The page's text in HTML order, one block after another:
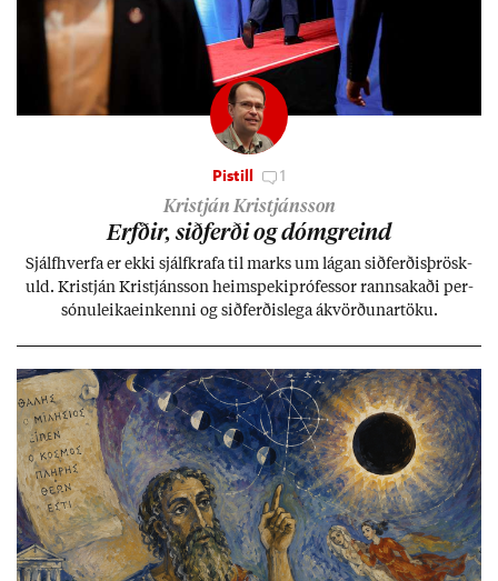
Pistill 1
Kristján Kristjánsson
Erfð­ir, sið­ferði og dómgreind
Sjálf­hverfa er ekki sjálf­krafa til marks um lág­an sið­ferð­is­þrösk­
uld. Kristján Kristjáns­son heim­speki­pró­fess­or rann­sak­aði per­
sónu­leika­ein­kenni og sið­ferð­is­lega ákvörð­un­ar­töku.